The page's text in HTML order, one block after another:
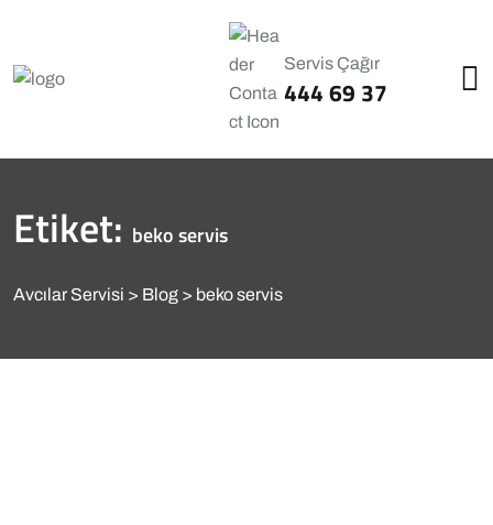
Servis Çağır
444 69 37
Etiket: beko servis
Avcılar Servisi Blog beko servis